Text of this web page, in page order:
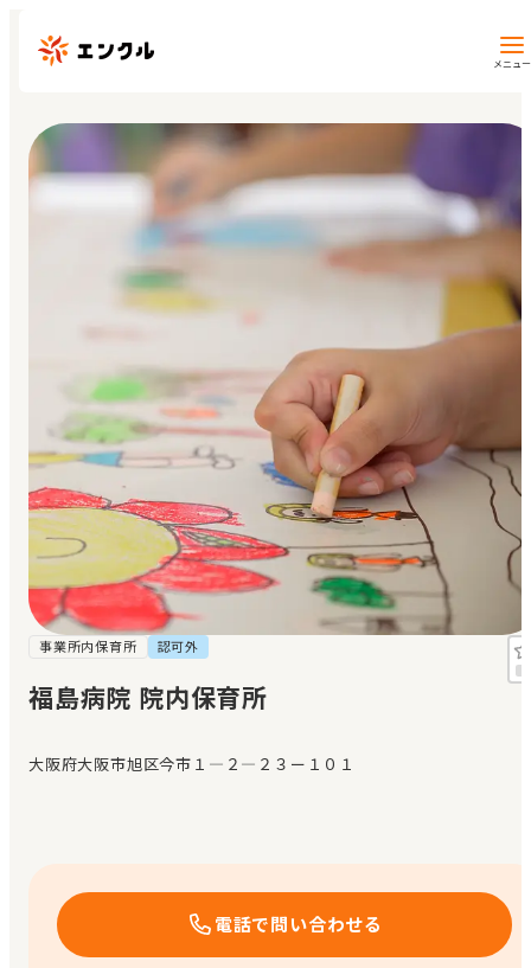
メニュー
保育園・幼稚園を探す
地図から探す
地域から探す
マイページ
閲覧履歴
お気に入り
見学日記
メッセージ
おすすめの園
エンクルの特徴と活用方法
事業所内保育所 認可外
福島病院 院内保育所
大阪府大阪市旭区今市１—２—２３ー１０１
電話で問い合わせる